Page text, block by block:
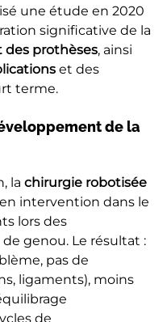
une étude en 2020
significative de la
des prothèses, ainsi
et des
terme.
de la
la chirurgie robotisée
intervention dans le
lors des
genou. Le résultat :
pas de
ligaments), moins
de